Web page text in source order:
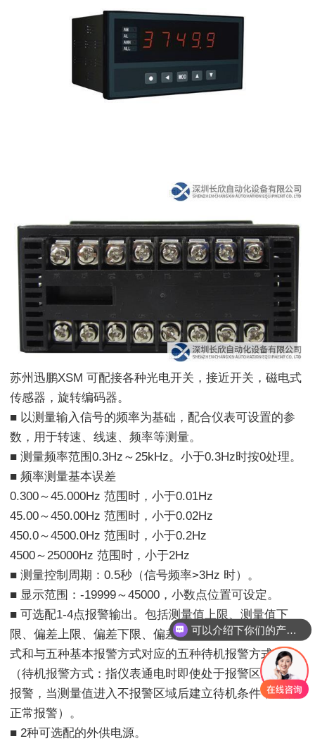
苏州迅鹏XSM 可配接各种光电开关，接近开关，磁电式
传感器，旋转编码器。
■ 以测量输入信号的频率为基础，配合仪表可设置的参
数，用于转速、线速、频率等测量。
■ 测量频率范围0.3Hz～25kHz。小于0.3Hz时按0处理。
■ 频率测量基本误差
0.300～45.000Hz 范围时，小于0.01Hz
45.00～450.00Hz 范围时，小于0.02Hz
450.0～4500.0Hz 范围时，小于0.2Hz
4500～25000Hz 范围时，小于2Hz
■ 测量控制周期：0.5秒（信号频率>3Hz 时）。
■ 显示范围：-19999～45000，小数点位置可设定。
■ 可选配1-4点报警输出。包括测量值上限、测量值下
限、偏差上限、偏差下限、偏差绝对值五种基本报警方
式和与五种基本报警方式对应的五种待机报警方式。
（待机报警方式：指仪表通电时即使处于报警区域也不
报警，当测量值进入不报警区域后建立待机条件，此后
正常报警）。
■ 2种可选配的外供电源。
可以介绍下你们的产品么